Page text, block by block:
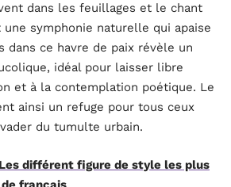
dans les feuillages et le chant
une symphonie naturelle qui apaise
dans ce havre de paix révèle un
idéal pour laisser libre
et à la contemplation poétique. Le
ainsi un refuge pour tous ceux
du tumulte urbain.
Les différent figure de style les plus